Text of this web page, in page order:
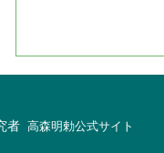
者 高森明勅公式サイト